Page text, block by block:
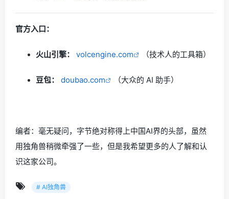
官方入口：
火山引擎： volcengine.com （技术人的工具箱）
豆包： doubao.com （大众的 AI 助手）
编者：毫无疑问，字节绝对称得上中国AI界的头部，虽然
用独角兽稍微牵强了一些，但是我希望更多的人了解和认
识这家公司。
# AI独角兽